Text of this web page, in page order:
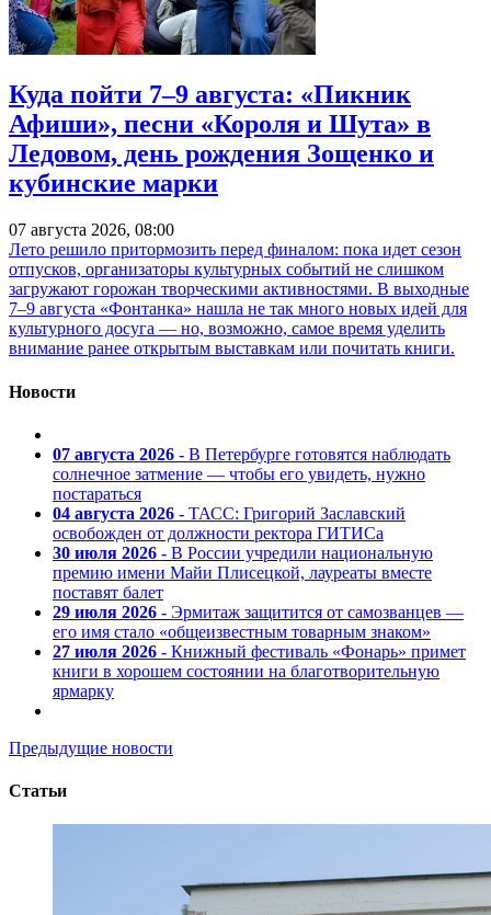
Куда пойти 7–9 августа: «Пикник
Афиши», песни «Короля и Шута» в
Ледовом, день рождения Зощенко и
кубинские марки
07 августа 2026, 08:00
Лето решило притормозить перед финалом: пока идет сезон
отпусков, организаторы культурных событий не слишком
загружают горожан творческими активностями. В выходные
7–9 августа «Фонтанка» нашла не так много новых идей для
культурного досуга — но, возможно, самое время уделить
внимание ранее открытым выставкам или почитать книги.
Новости
07 августа 2026 - В Петербурге готовятся наблюдать
солнечное затмение — чтобы его увидеть, нужно
постараться
04 августа 2026 - ТАСС: Григорий Заславский
освобожден от должности ректора ГИТИСа
30 июля 2026 - В России учредили национальную
премию имени Майи Плисецкой, лауреаты вместе
поставят балет
29 июля 2026 - Эрмитаж защитится от самозванцев —
его имя стало «общеизвестным товарным знаком»
27 июля 2026 - Книжный фестиваль «Фонарь» примет
книги в хорошем состоянии на благотворительную
ярмарку
Предыдущие новости
Статьи